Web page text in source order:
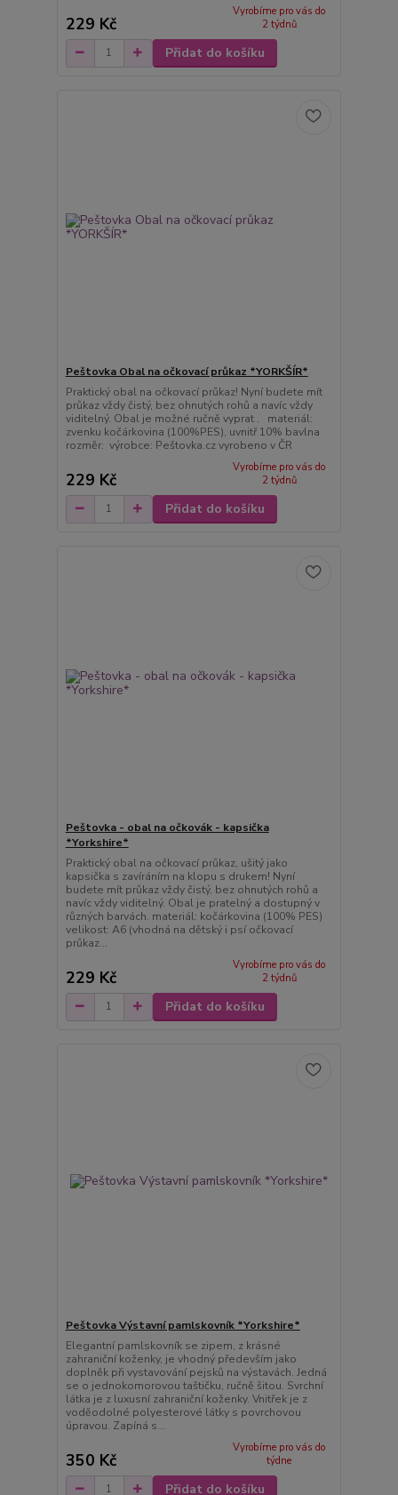
229 Kč
Vyrobíme pro vás do
2 týdnů
Přidat do košíku
Peštovka Obal na očkovací průkaz *YORKŠÍR*
Praktický obal na očkovací průkaz! Nyní budete mít
průkaz vždy čistý, bez ohnutých rohů a navíc vždy
viditelný. Obal je možné ručně vyprat . materiál:
zvenku kočárkovina (100%PES), uvnitř 10% bavlna
rozměr: výrobce: Peštovka.cz vyrobeno v ČR
229 Kč
Vyrobíme pro vás do
2 týdnů
Přidat do košíku
Peštovka - obal na očkovák - kapsička
*Yorkshire*
Praktický obal na očkovací průkaz, ušitý jako
kapsička s zavíráním na klopu s drukem! Nyní
budete mít průkaz vždy čistý, bez ohnutých rohů a
navíc vždy viditelný. Obal je pratelný a dostupný v
různých barvách. materiál: kočárkovina (100% PES)
velikost: A6 (vhodná na dětský i psí očkovací
průkaz...
229 Kč
Vyrobíme pro vás do
2 týdnů
Přidat do košíku
Peštovka Výstavní pamlskovník *Yorkshire*
Elegantní pamlskovník se zipem, z krásné
zahraniční koženky, je vhodný především jako
doplněk při vystavování pejsků na výstavách. Jedná
se o jednokomorovou taštičku, ručně šitou. Svrchní
látka je z luxusní zahraniční koženky. Vnitřek je z
voděodolné polyesterové látky s povrchovou
úpravou. Zapíná s...
350 Kč
Vyrobíme pro vás do
týdne
Přidat do košíku